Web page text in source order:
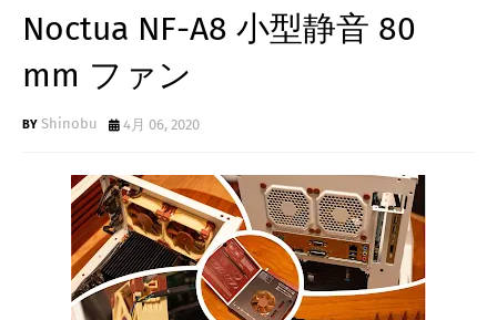
S
Noctua NF-A8 小型静音 80
mm ファン
Shinobu 4月 06, 2020